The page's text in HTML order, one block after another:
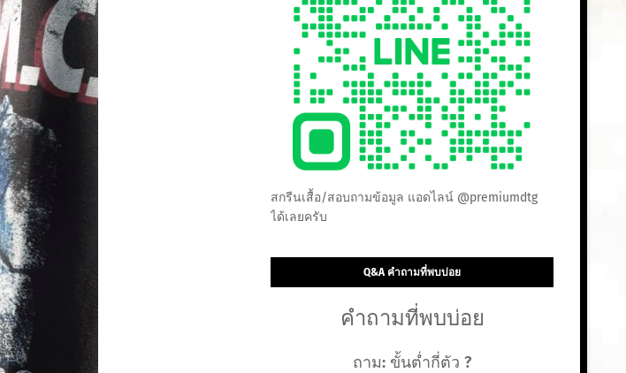
สกรีนเสื้อ/สอบถามข้อมูล แอดไลน์ @premiumdtg
ได้เลยครับ
Q&A คำถามที่พบบ่อย
คำถามที่พบบ่อย
ถาม: ขั้นต่ำกี่ตัว ?